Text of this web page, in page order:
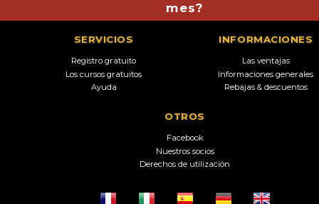
mes?
SERVICIOS
Registro gratuito
Los cursos gratuitos
Ayuda
INFORMACIONES
Las ventajas
Informaciones generales
Rebajas & descuentos
OTROS
Facebook
Nuestros socios
Derechos de utilización